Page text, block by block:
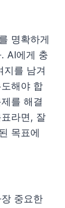
명확하게
AI에게 충
지를 남겨
해야 합
를 해결
라면, 잘
목표에
중요한